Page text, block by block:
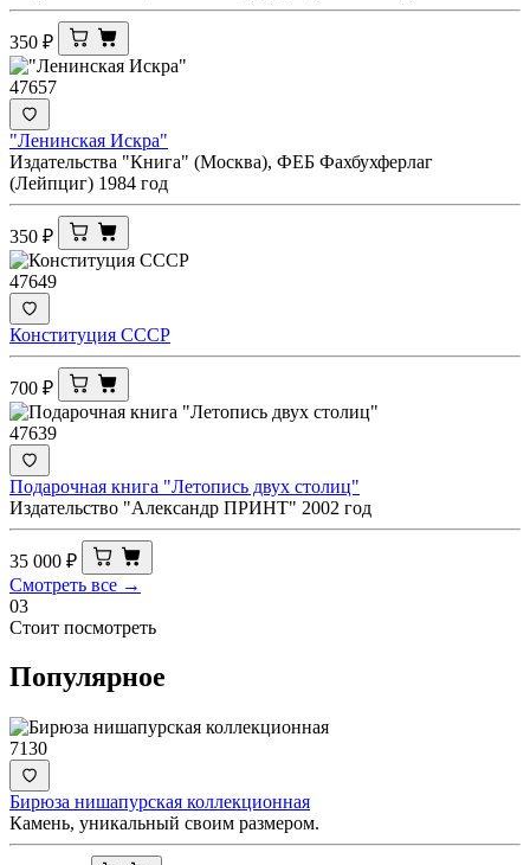
350 ₽
47657
"Ленинская Искра"
Издательства "Книга" (Москва), ФЕБ Фахбухферлаг
(Лейпциг) 1984 год
350 ₽
47649
Конституция СССР
700 ₽
47639
Подарочная книга "Летопись двух столиц"
Издательство "Александр ПРИНТ" 2002 год
35 000 ₽
Смотреть все →
03
Стоит посмотреть
Популярное
7130
Бирюза нишапурская коллекционная
Камень, уникальный своим размером.